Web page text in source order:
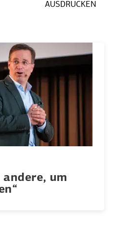
AUSDRUCKEN
um